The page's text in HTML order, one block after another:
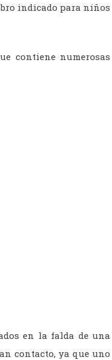
indicado para niños
contiene numerosas
en la falda de una
contacto, ya que uno